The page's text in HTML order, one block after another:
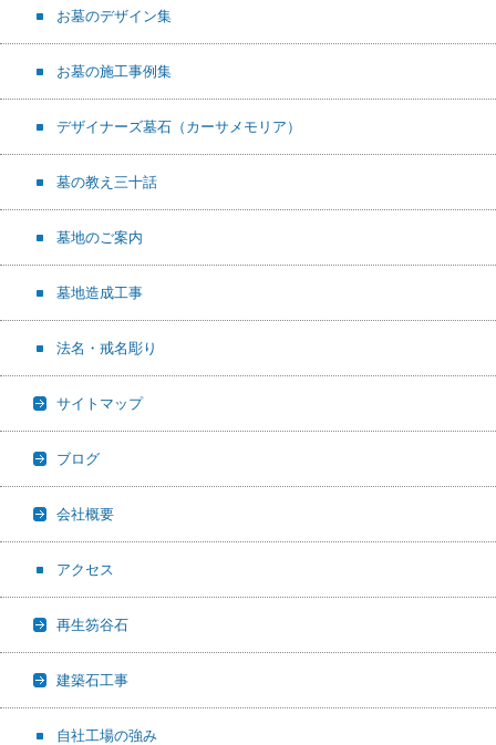
お墓のデザイン集
お墓の施工事例集
デザイナーズ墓石（カーサメモリア）
墓の教え三十話
墓地のご案内
墓地造成工事
法名・戒名彫り
サイトマップ
ブログ
会社概要
アクセス
再生笏谷石
建築石工事
自社工場の強み